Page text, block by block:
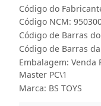
Código do
Código NCM:
Código de Barras
Código de Barras
Embalagem: Venda
Master PC\1
Marca: BS TOYS